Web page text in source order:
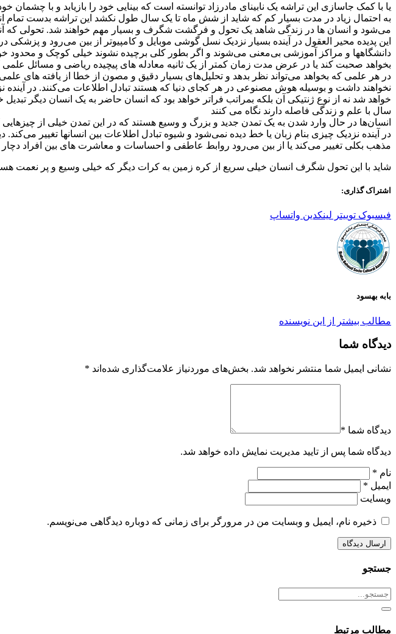
یا با کمک جاسازی این تراشه یک نابینای مادر‌زاد توانسته است که بینایی خود را بازیابد و با چشمان
به احتمال زیاد در مدت بسیار کم که شاید از شش ماه تا یک سال طول نکشد این تراشه بدست تمام
می‌شود و انسان ها در زندگی شاهد یک تحول و فرگشت شگرف و بسیار مهم خواهند شد. تحولی که آنها
این پدیده محیر العقول در آینده بسیار نزدیک نسل گوشی موبایل و کامپیوتر از بین می‌رود و
دانشگاهها و مراکز آموزشی بی‌معنی می‌شوند و اگر بطور کلی برچیده نشوند خیلی کوچک و محدود
بخواهد صحبت کند یا در عرض مدت زمان کمتر از یک ثانیه معادله های پیچیده ریاضی و مسائل علمی
در هر علمی که بخواهد می‌تواند نظر بدهد و تحلیل‌های بسیار دقیق و مصون از خطا از یافته های
نخواهند داشت و بوسیله هوش مصنوعی در هر کجای دنیا که هستند تبادل اطلاعات می‌کنند. در
خواهد شد نه از نوع ژنتیکی آن بلکه بمراتب فراتر خواهد بود که انسان حاضر به یک انسان دیگر
سال با علم و زندگی فاصله دارند نگاه می کنند
انسان‌ها در حال وارد شدن به یک تمدن جدید و بزرگ و وسیع هستند که در این تمدن خیلی از
در آینده نزدیک چیزی بنام زبان یا خط دیده نمی‌شود و شیوه تبادل اطلاعات بین انسانها تغییر
مذهب بکلی تغییر می‌کند یا از بین می‌رود روابط عاطفی و احساسات و معاشرت های بین افراد
شاید با این تحول شگرف انسان خیلی سریع از کره زمین به کرات دیگر که خیلی وسیع و پر نعمت
اشتراک گذاری:
فیسبوک توییتر لینکدین واتساپ
بابه بهسود
مطالب بیشتر از این نویسنده
دیدگاه شما
نشانی ایمیل شما منتشر نخواهد شد. بخش‌های موردنیاز علامت‌گذاری شده‌اند *
دیدگاه شما *
دیدگاه شما پس از تایید مدیریت نمایش داده خواهد شد.
نام *
ایمیل *
وبسایت
ذخیره نام، ایمیل و وبسایت من در مرورگر برای زمانی که دوباره دیدگاهی می‌نویسم.
جستجو
مطالب مرتبط